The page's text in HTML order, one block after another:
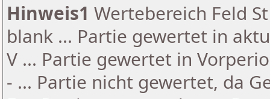
Hinweis1 Wertebereich Feld
blank ... Partie gewertet in
V ... Partie gewertet in
- ... Partie nicht gewertet, da